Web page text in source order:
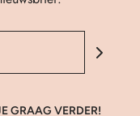
GRAAG VERDER!